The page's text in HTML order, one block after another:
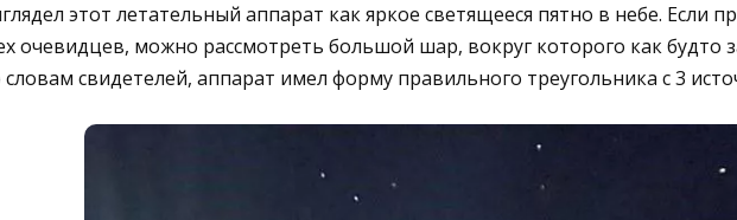
этот летательный аппарат как яркое светящееся пятно в небе. Если
очевидцев, можно рассмотреть большой шар, вокруг которого как будто
свидетелей, аппарат имел форму правильного треугольника с 3